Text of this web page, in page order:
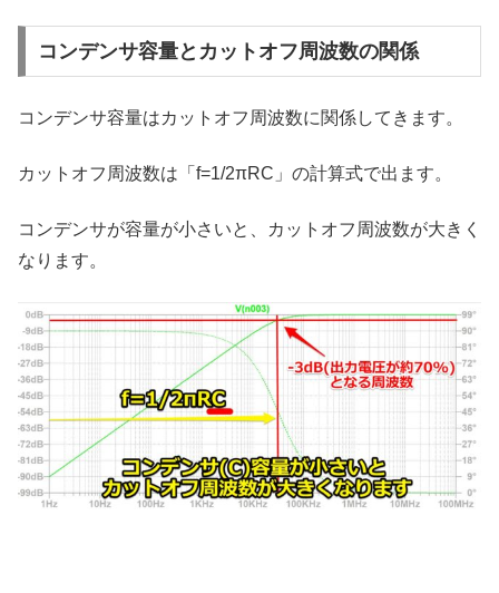
コンデンサ容量とカットオフ周波数の関係
コンデンサ容量はカットオフ周波数に関係してきます。
カットオフ周波数は「f=1/2πRC」の計算式で出ます。
コンデンサが容量が小さいと、カットオフ周波数が大きく
なります。